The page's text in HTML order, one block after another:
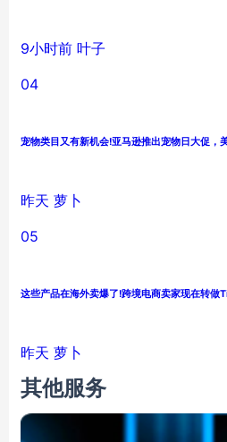
9小时前 叶子
04
宠物类目又有新机会!亚马逊推出宠物日大促，
昨天 萝卜
05
这些产品在海外卖爆了!跨境电商卖家现在转做
昨天 萝卜
其他服务